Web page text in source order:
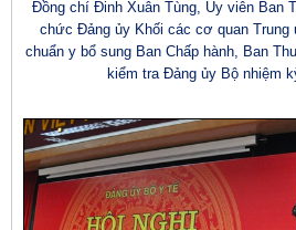
Đồng chí Đinh Xuân Tùng, Ủy viên Ban
chức Đảng ủy Khối các cơ quan Trung
chuẩn y bổ sung Ban Chấp hành, Ban
kiểm tra Đảng ủy Bộ nhiệm